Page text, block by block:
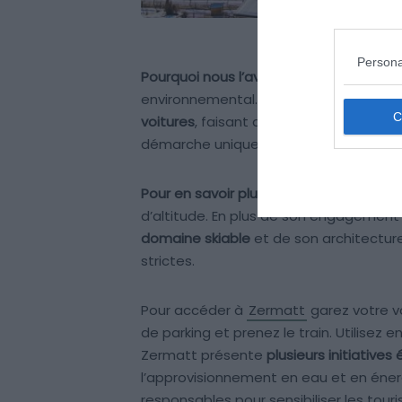
Pourquoi nous l’avons sélectionné :
environnemental. Depuis 1972, cette
voitures, faisant d’elle un véritable
démarche unique qui la positionne
Pour en savoir plus :
Découvrez ce
d’altitude. En plus de son
domaine skiable et de son
strictes.
Pour accéder à Zermatt garez votre
de parking et prenez le train. Utilisez
Zermatt présente plusieurs initiatives
l’approvisionnement en eau et en